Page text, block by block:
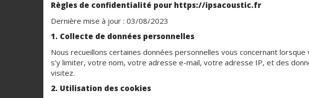
Règles de confidentialité pour https://ipsacoustic.fr
Dernière mise à jour : 03/08/2023
1. Collecte de données personnelles
Nous recueillons certaines données personnelles vous concernant
s’y limiter, votre nom, votre adresse e-mail, votre adresse IP, et des
visitez.
2. Utilisation des cookies